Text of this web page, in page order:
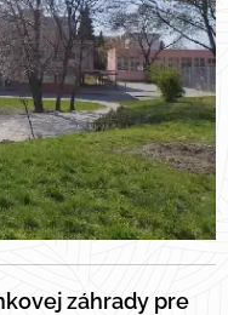
záhrady pre